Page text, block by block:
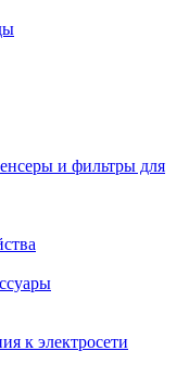
и фильтры для
к электросети